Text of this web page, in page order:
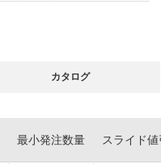
カタログ
最小発注数量 スライド